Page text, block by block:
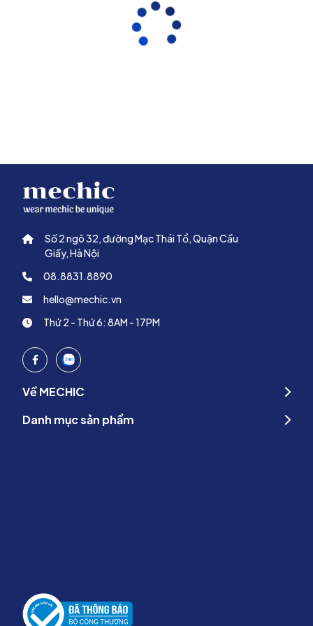
độ co giãn 4 chiều
người hay di chuyển liên tục mà không bị gò bó. Thành phần
rayon mang lại cảm giác mềm mại và thoáng mát, trong khi
dạng sau nhiều lần giặt.
Đặc biệt, với gam màu xanh bạc hà, chất liệu Poly Rayon
Spandex giúp màu sắc lên đều, tươi nhẹ và giữ màu ổn định trong
Cách lựa chọn size số scrubs nữ phù hợp
thoải mái, việc lựa chọn đúng size là rất quan trọng. Người mặc
nên dựa vào các số đo cơ bản như chiều cao, cân nặng, vòng
ngực và vòng eo để chọn size phù hợp theo bảng size của
Mechic.
Dưới đây là bảng thông số lựa chọn quần áo của Mechic
Số 2 ngõ 32, đường Mạc Thái Tổ, Quận Cầu
Giấy, Hà Nội
08.8831.8890
hello@mechic.vn
Thứ 2 - Thứ 6: 8AM - 17PM
Về MECHIC
Danh mục sản phẩm